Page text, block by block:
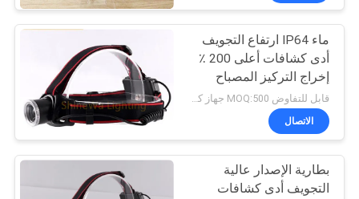
ماء IP64 ارتفاع التجويف
أدى كشافات أعلى 200 ٪
إخراج التركيز المصباح
قابل للتفاوض MOQ:500 جهاز كمبيوتر شخصى
الاتصال
بطارية الإصدار عالية
التجويف أدى كشافات